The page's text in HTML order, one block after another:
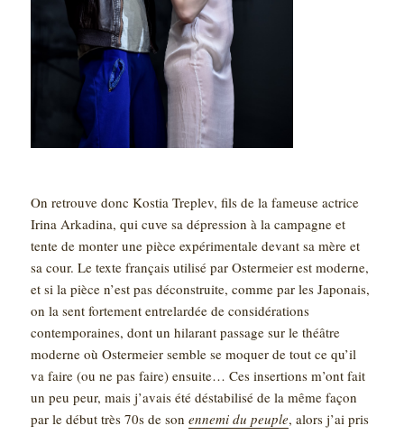
On retrouve donc Kostia Treplev, fils de la fameuse actrice
Irina Arkadina, qui cuve sa dépression à la campagne et
tente de monter une pièce expérimentale devant sa mère et
sa cour. Le texte français utilisé par Ostermeier est moderne,
et si la pièce n’est pas déconstruite, comme par les Japonais,
on la sent fortement entrelardée de considérations
contemporaines, dont un hilarant passage sur le théâtre
moderne où Ostermeier semble se moquer de tout ce qu’il
va faire (ou ne pas faire) ensuite… Ces insertions m’ont fait
un peu peur, mais j’avais été déstabilisé de la même façon
par le début très 70s de sonennemi du peuple, alors j’ai pris